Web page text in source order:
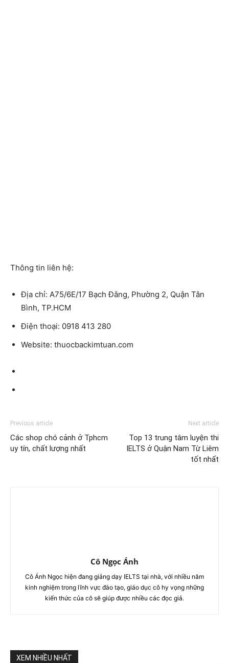
Thông tin liên hệ:
Địa chỉ: A75/6E/17 Bạch Đằng, Phường 2, Quận Tân
Bình, TP.HCM
Điện thoại: 0918 413 280
Website: thuocbackimtuan.com
Previous article
Các shop chó cảnh ở Tphcm
uy tín, chất lượng nhất
Next article
Top 13 trung tâm luyện thi
IELTS ở Quận Nam Từ Liêm
tốt nhất
Cô Ngọc Ánh
Cô Ánh Ngọc hiện đang giảng dạy IELTS tại nhà, với nhiều năm
kinh nghiệm trong lĩnh vực đào tạo, giáo dục cô hy vọng những
kiến thức của cô sẽ giúp được nhiều các đọc giả.
XEM NHIỀU NHẤT